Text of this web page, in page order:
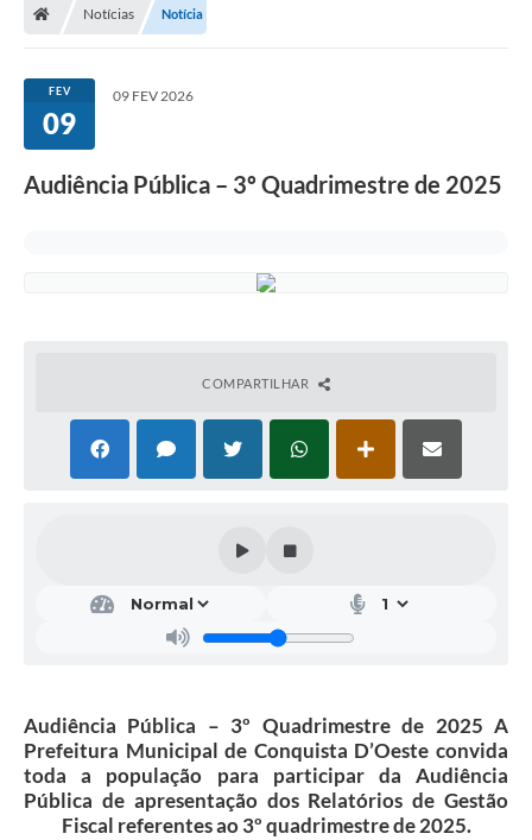
Notícias Notícia
FEV
09
09 FEV 2026
Audiência Pública – 3º Quadrimestre de 2025
COMPARTILHAR
Audiência Pública – 3º Quadrimestre de 2025 A
Prefeitura Municipal de Conquista D’Oeste convida
toda a população para participar da Audiência
Pública de apresentação dos Relatórios de Gestão
Fiscal referentes ao 3º quadrimestre de 2025.